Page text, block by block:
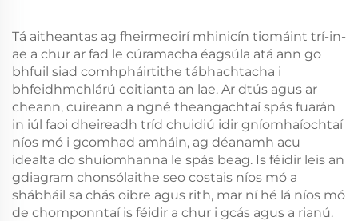
Tá aitheantas ag fheirmeoirí mhinicín tiomáint trí-in-
ae a chur ar fad le cúramacha éagsúla atá ann go
bhfuil siad comhpháirtithe tábhachtacha i
bhfeidhmchlárú coitianta an lae. Ar dtús agus ar
cheann, cuireann a ngné theangachtaí spás fuarán
in iúl faoi dheireadh tríd chuidiú idir gníomhaíochtaí
níos mó i gcomhad amháin, ag déanamh acu
idealta do shuíomhanna le spás beag. Is féidir leis an
gdiagram chonsólaithe seo costais níos mó a
shábháil sa chás oibre agus rith, mar ní hé lá níos mó
de chomponntaí is féidir a chur i gcás agus a rianú.